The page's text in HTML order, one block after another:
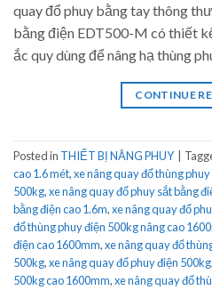
quay đổ phuy bằng tay thông
bằng điện EDT500-M có thiết
ắc quy dùng để nâng hạ thùng
CONTINUE
Posted in THIẾT BỊ NÂNG PHUY
cao 1.6 mét,xe nâng quay đổ thùng
500kg,xe nâng quay đổ phuy sắt bằng
bằng điện cao 1.6m,xe nâng quay đổ
đổ thùng phuy điện 500kg nâng cao
điện cao 1600mm,xe nâng quay đổ
500kg,xe nâng quay đổ phuy điện 500kg,
500kg cao 1600mm,xe nâng quay đổ